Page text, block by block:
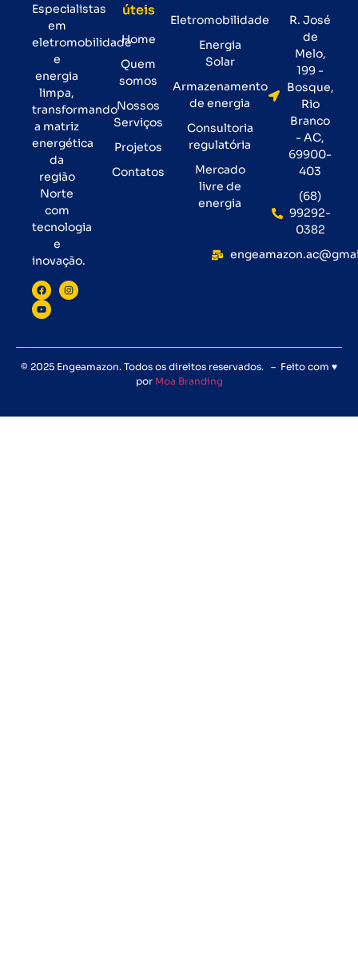
Especialistas
em
eletromobilidade
e
energia
limpa,
transformando
a matriz
energética
da
região
Norte
com
tecnologia
e
inovação.
úteis
Home
Quem
somos
Nossos
Serviços
Projetos
Contatos
Eletromobilidade
Energia
Solar
Armazenamento
de energia
Consultoria
regulatória
Mercado
livre de
energia
R. José
de
Melo,
199 -
Bosque,
Rio
Branco
- AC,
69900-
403
(68)
99292-
0382
© 2025 Engeamazon. Todos os direitos reservados. – Feito com ♥
por Moa Branding